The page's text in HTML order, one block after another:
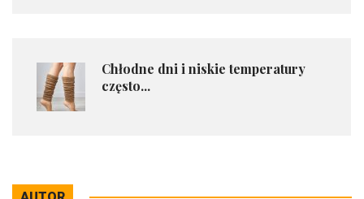
Chłodne dni i niskie temperatury
często...